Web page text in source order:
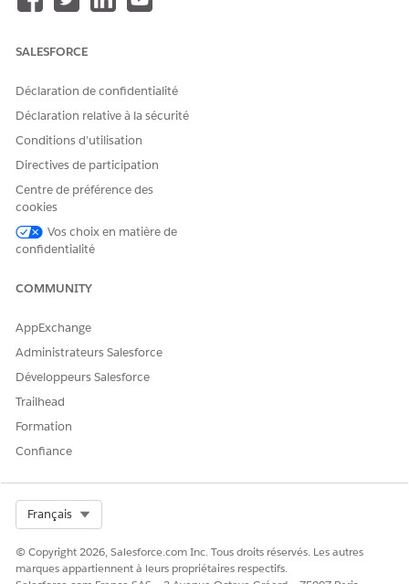
AUTORISATIONS UTILISATEUR REQUISES
Pour cloner l'Omniscript
Mettre à jour le profil :
Dans le Lanceur d'application, recherchez et sélectionnez
OmniScripts.
Attendez quelques instants que la vue de liste Omniscripts
SélectionnezFSCWlth/UpdateProfile
Cliquez surNouvelle version
Cliquez sur
CET ARTICLE A-T-IL RÉSOLU VOTRE PROBLÈME ?
SALESFORCE
Déclaration de confidentialité
Déclaration relative à la sécurité
Conditions d’utilisation
Directives de participation
Centre de préférence des
cookies
Vos choix en matière de
confidentialité
COMMUNITY
AppExchange
Administrateurs Salesforce
Développeurs Salesforce
Trailhead
Formation
Confiance
Français
© Copyright 2026, Salesforce.com Inc. Tous droits réservés. Les autres
marques appartiennent à leurs propriétaires respectifs.